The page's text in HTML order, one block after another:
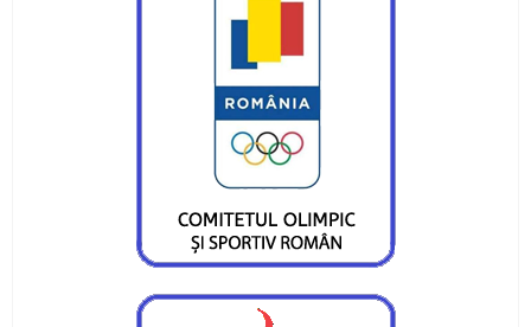
karate
CS Ceahlaul lupta pentru un mondial de karate
la Piatra Neamt
Luptatorii au incheiat anul cu rezultate